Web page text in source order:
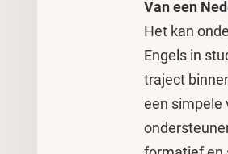
Van een
Het kan
Engels in
traject
een simpele